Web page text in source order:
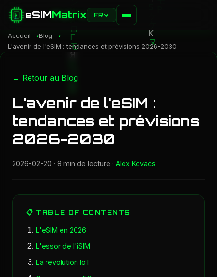
eSIMMatrix FR
Accueil
Blog
L'avenir de l'eSIM : tendances et prévisions 2026-2030
← Retour au Blog
L'avenir de l'eSIM :
tendances et prévisions
2026-2030
2026-02-20 · 8 min de lecture · Alex Kovacs
📋 TABLE OF CONTENTS
L'eSIM en 2026
L'essor de l'iSIM
La révolution IoT